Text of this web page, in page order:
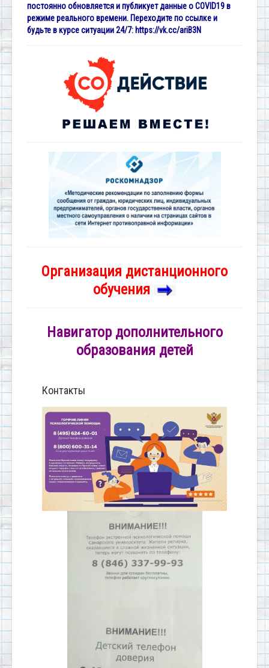
постоянно обновляется и публикует данные о COVID19 в
режиме реального времени. Переходите по ссылке и
будьте в курсе ситуации 24/7: https://vk.cc/ariB3N
Организация дистанционного
обучения
Навигатор дополнительного
образования детей
Контакты